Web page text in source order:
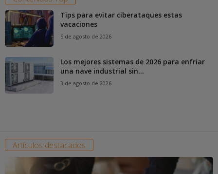
Tips para evitar ciberataques estas
vacaciones
5 de agosto de 2026
Los mejores sistemas de 2026 para enfriar
una nave industrial sin...
3 de agosto de 2026
Artículos destacados